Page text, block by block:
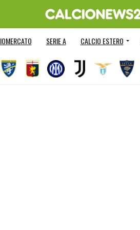
SERIE A CALCIO ESTERO